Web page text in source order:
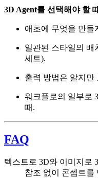
3D Agent를 선택해야 할
애초에 무엇을 만들
일관된 스타일의 배
세트).
출력 방법은 알지만
워크플로의 일부로
때.
FAQ
텍스트로 3D와 이미지로
참조 없이 콘셉트를